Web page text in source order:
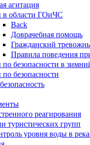
агитация
в области ГОиЧС
Back
Доврачебная помощь
Гражданский
Правила поведения
безопасности в
безопасности
реагирования
туристических групп
уровня воды в